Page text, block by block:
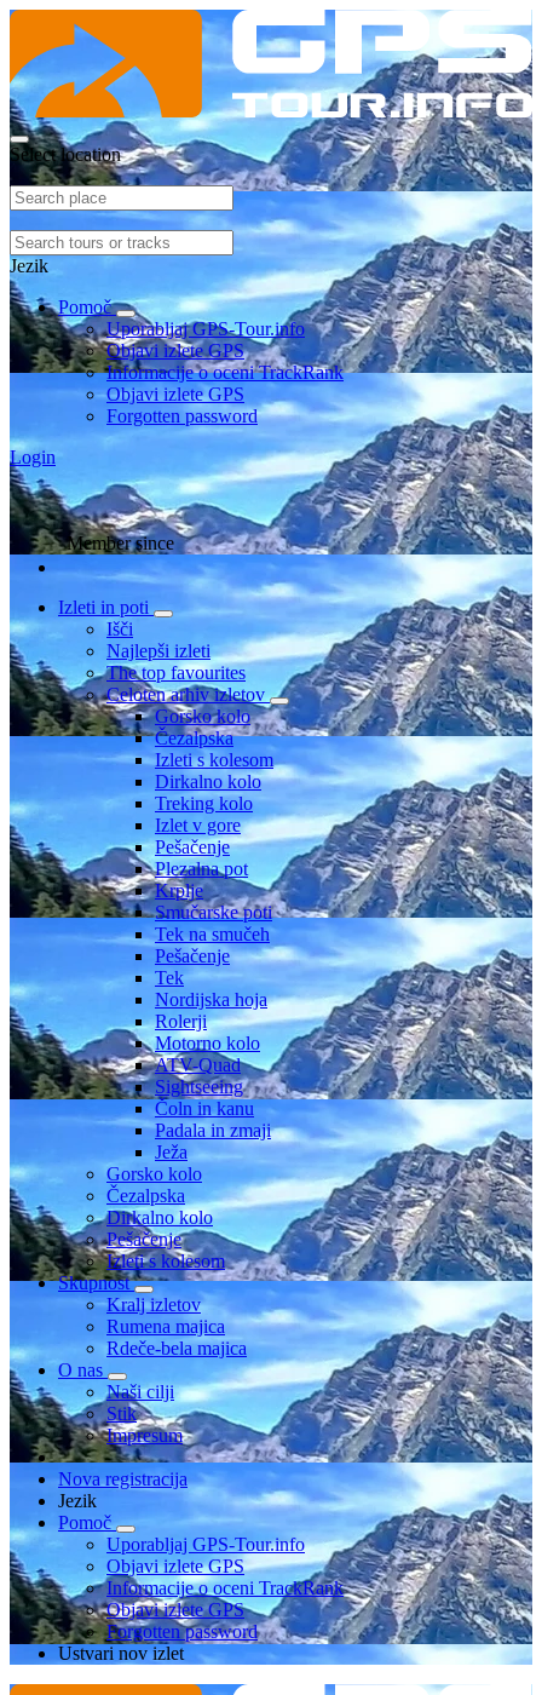
Select location
Jezik
Pomoč
Uporabljaj GPS-Tour.info
Objavi izlete GPS
Informacije o oceni TrackRank
Objavi izlete GPS
Forgotten password
Login
Member since
Izleti in poti
Išči
Najlepši izleti
The top favourites
Celoten arhiv izletov
Gorsko kolo
Čezalpska
Izleti s kolesom
Dirkalno kolo
Treking kolo
Izlet v gore
Pešačenje
Plezalna pot
Krplje
Smučarske poti
Tek na smučeh
Pešačenje
Tek
Nordijska hoja
Rolerji
Motorno kolo
ATV-Quad
Sightseeing
Čoln in kanu
Padala in zmaji
Ježa
Gorsko kolo
Čezalpska
Dirkalno kolo
Pešačenje
Izleti s kolesom
Skupnost
Kralj izletov
Rumena majica
Rdeče-bela majica
O nas
Naši cilji
Stik
Impresum
Nova registracija
Jezik
Pomoč
Uporabljaj GPS-Tour.info
Objavi izlete GPS
Informacije o oceni TrackRank
Objavi izlete GPS
Forgotten password
Ustvari nov izlet